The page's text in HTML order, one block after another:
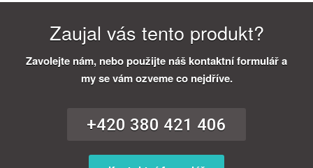
Zaujal vás tento produkt?
Zavolejte nám, nebo použijte náš kontaktní formulář a
my se vám ozveme co nejdříve.
+420 380 421 406